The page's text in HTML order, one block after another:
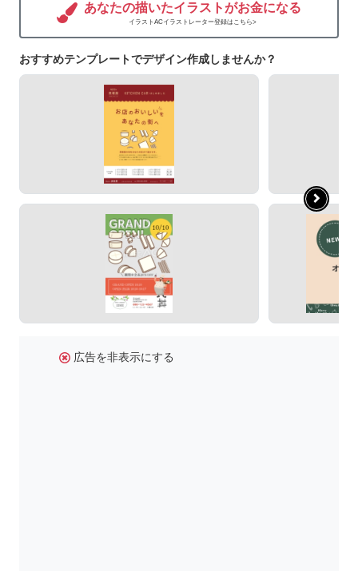
あなたの描いたイラストがお金になる
イラストACイラストレーター登録はこちら>
おすすめテンプレートでデザイン作成しませんか？
広告を非表示にする